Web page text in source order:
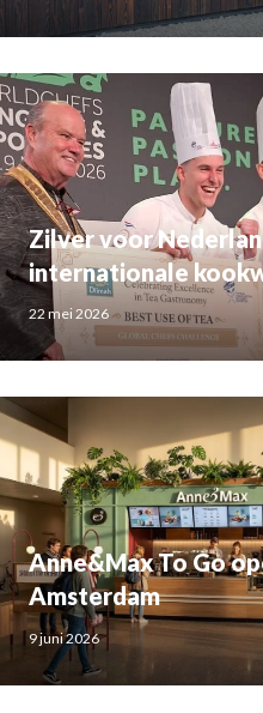
Zilver voor
internationale
22 mei 2026
Anne&Max To Go
Amsterdam
9 juni 2026